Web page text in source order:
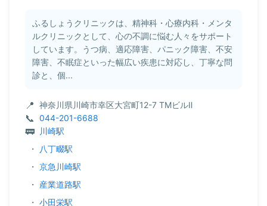
ふるしょうクリニックは、精神科・心療内科・メンタ
ルクリニックとして、心の不調に悩む人々をサポート
しています。うつ病、適応障害、パニック障害、不安
障害、不眠症といった幅広い疾患に対応し、丁寧な問
診と、個...
神奈川県川崎市幸区大宮町12-7 TMビルⅡ
044-201-6688
川崎駅
・
八丁畷駅
・ 京急川崎駅
・ 産業道路駅
・ 小田栄駅